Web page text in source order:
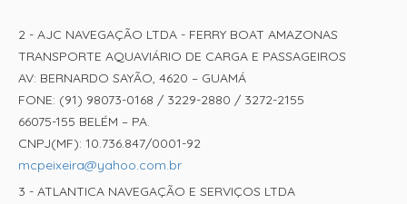
2 - AJC NAVEGAÇÃO LTDA - FERRY BOAT AMAZONAS
TRANSPORTE AQUAVIÁRIO DE CARGA E PASSAGEIROS
AV: BERNARDO SAYÃO, 4620 – GUAMÁ
FONE: (91) 98073-0168 / 3229-2880 / 3272-2155
66075-155 BELÉM – PA.
CNPJ(MF): 10.736.847/0001-92
mcpeixeira@yahoo.com.br
3 - ATLANTICA NAVEGAÇÃO E SERVIÇOS LTDA